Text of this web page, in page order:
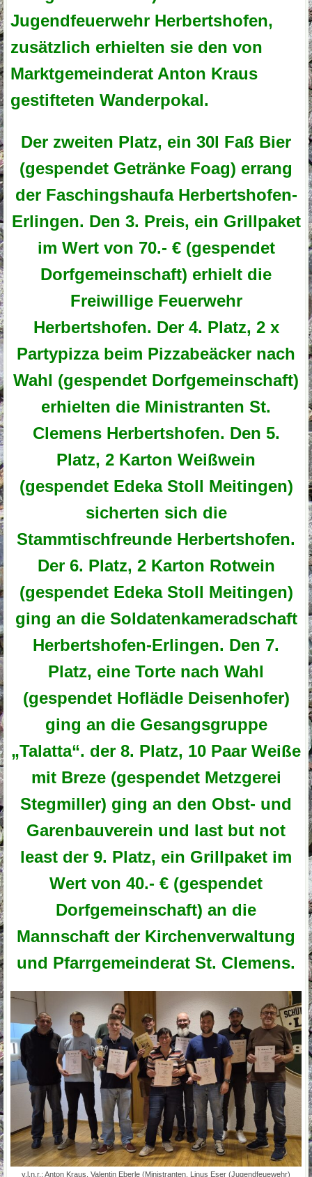
Jugendfeuerwehr Herbertshofen,
zusätzlich erhielten sie den von
Marktgemeinderat Anton Kraus
gestifteten Wanderpokal.
Der zweiten Platz, ein 30l Faß Bier
(gespendet Getränke Foag) errang
derFaschingshaufa Herbertshofen-
Erlingen. Den 3. Preis, ein Grillpaket
im Wert von 70.- € (gespendet
Dorfgemeinschaft) erhielt die
Freiwillige Feuerwehr
Herbertshofen. Der 4. Platz, 2 x
Partypizza beim Pizzabeäcker nach
Wahl (gespendet Dorfgemeinschaft)
erhielten die Ministranten St.
Clemens Herbertshofen. Den 5.
Platz, 2 Karton Weißwein
(gespendet Edeka Stoll Meitingen)
sicherten sich die
Stammtischfreunde Herbertshofen.
Der 6. Platz, 2 Karton Rotwein
(gespendet Edeka Stoll Meitingen)
ging an die Soldatenkameradschaft
Herbertshofen-Erlingen. Den 7.
Platz, eine Torte nach Wahl
(gespendet Hoflädle Deisenhofer)
ging an die Gesangsgruppe
„Talatta“. der 8. Platz, 10 Paar Weiße
mit Breze (gespendet Metzgerei
Stegmiller) ging an den Obst- und
Garenbauverein und last but not
least der 9. Platz, ein Grillpaket im
Wert von 40.- € (gespendet
Dorfgemeinschaft) an die
Mannschaft der Kirchenverwaltung
und Pfarrgemeinderat St. Clemens.
v.l.n.r.: Anton Kraus, Valentin Eberle (Ministranten, Linus Eser (Jugendfeuewehr)